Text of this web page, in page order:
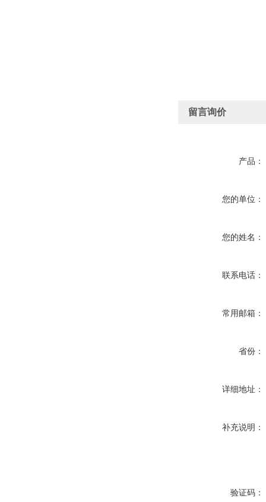
留言询价
产品：
您的单位：
您的姓名：
联系电话：
常用邮箱：
省份：
详细地址：
补充说明：
验证码：